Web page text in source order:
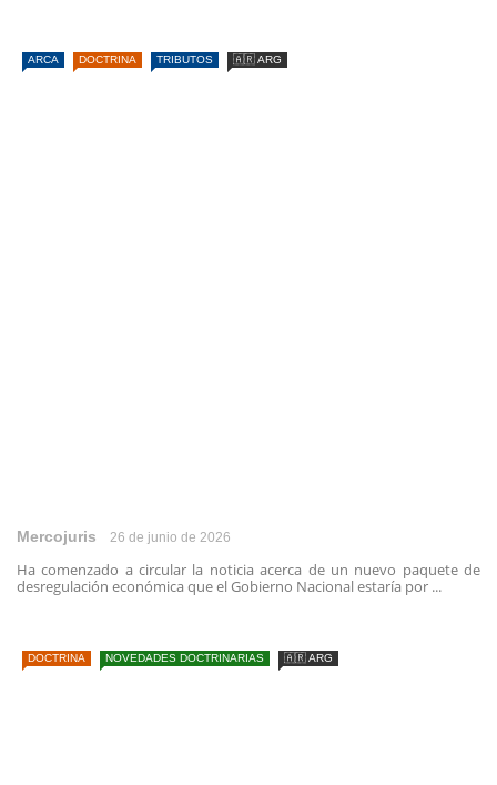
ARCA DOCTRINA TRIBUTOS 🇦🇷 ARG
Mercojuris 26 de junio de 2026
Ha comenzado a circular la noticia acerca de un nuevo paquete de
desregulación económica que el Gobierno Nacional estaría por ...
DOCTRINA NOVEDADES DOCTRINARIAS 🇦🇷 ARG